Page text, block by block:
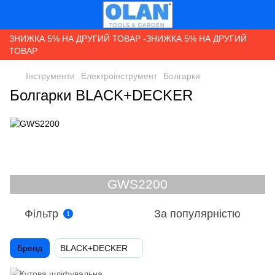
ЗНИЖКА 5% НА ДРУГИЙ ТОВАР -ЗНИЖКА 5% НА ДРУГИЙ
ТОВАР
Інструменти Електроінструмент Болгарки
Болгарки BLACK+DECKER
Фільтр 1 За популярністю
Бренд BLACK+DECKER